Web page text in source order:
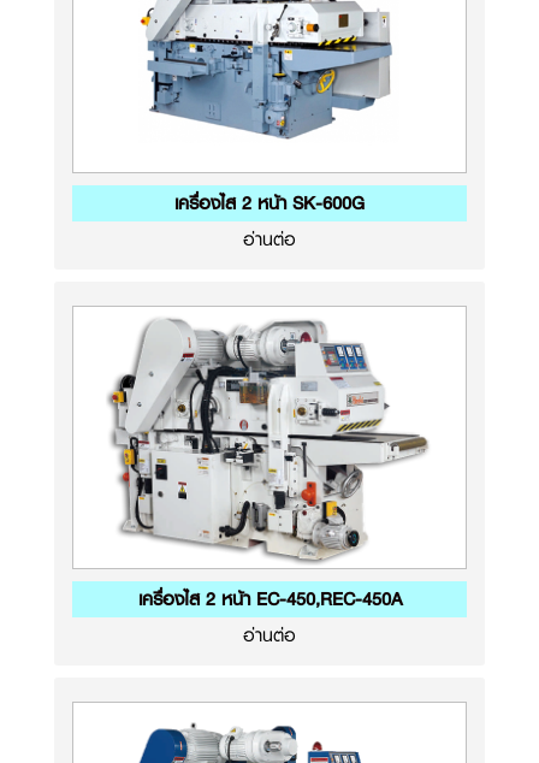
เครื่องไส 2 หน้า SK-600G
อ่านต่อ
เครื่องไส 2 หน้า EC-450,REC-450A
อ่านต่อ